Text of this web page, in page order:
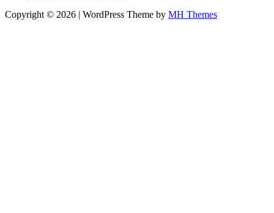
Copyright © 2026 | WordPress Theme by MH Themes